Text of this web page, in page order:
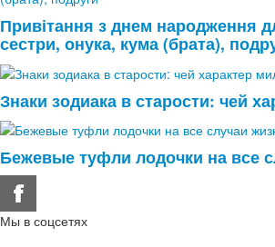
Привітання з днем народження
сестри, онука, кума (брата),
Знаки зодиака в старости: чей
Бежевые туфли лодочки на все
Мы в соцсетях